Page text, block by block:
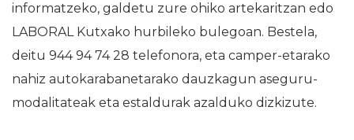
informatzeko, galdetu zure ohiko artekaritzan edo
LABORAL Kutxako hurbileko bulegoan. Bestela,
deitu 944 94 74 28 telefonora, eta camper-etarako
nahiz autokarabanetarako dauzkagun aseguru-
modalitateak eta estaldurak azalduko dizkizute.